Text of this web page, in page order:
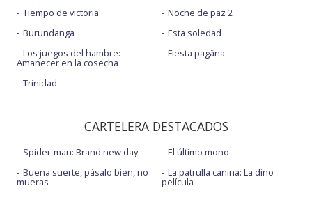
Tiempo de victoria
Burundanga
Los juegos del hambre:
Amanecer en la cosecha
Trinidad
Noche de paz 2
Esta soledad
Fiesta pagäna
CARTELERA DESTACADOS
Spider-man: Brand new day
Buena suerte, pásalo bien, no
mueras
El último mono
La patrulla canina: La dino
película